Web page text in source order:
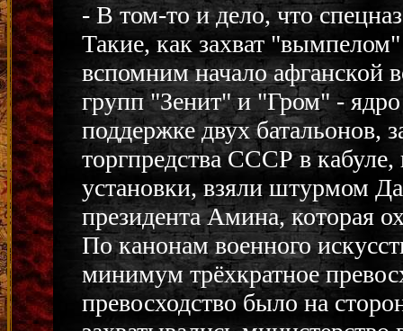
- В том-то и дело, что
Такие, как захват
вспомним начало афганской
групп "Зенит" и "Гром" -
поддержке двух батальонов,
торгпредства СССР в
установки, взяли штурмом
президента Амина, которая
По канонам военного
минимум трёхкратное
превосходство было на